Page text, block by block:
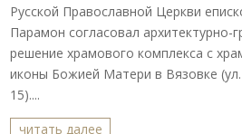
Русской Православной Церкви
Парамон согласовал архитектурно-
решение храмового комплекса с
иконы Божией Матери в Вязовке
15)....
читать далее